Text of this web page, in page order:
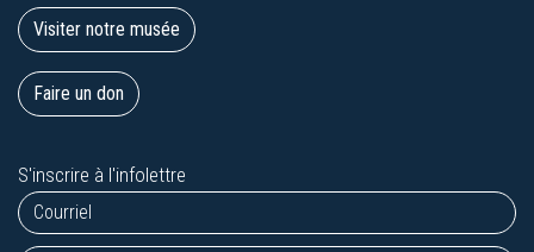
Visiter notre musée
Faire un don
S'inscrire à l'infolettre